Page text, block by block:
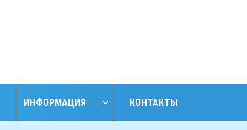
ИНФОРМАЦИЯ КОНТАКТЫ